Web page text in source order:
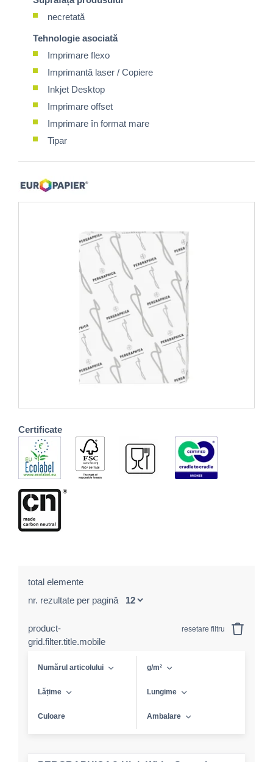
necretată
Tehnologie asociată
Imprimare flexo
Imprimantă laser / Copiere
Inkjet Desktop
Imprimare offset
Imprimare în format mare
Tipar
Certificate
total elemente
nr. rezultate per pagină
product-
grid.filter.title.mobile
resetare filtru
Numărul articolului g/m²
Lățime Lungime
Culoare Ambalare